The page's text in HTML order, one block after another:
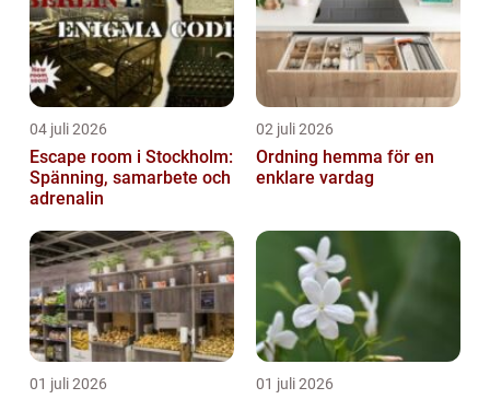
04 juli 2026
Escape room i Stockholm:
Spänning, samarbete och
adrenalin
02 juli 2026
Ordning hemma för en
enklare vardag
01 juli 2026 01 juli 2026